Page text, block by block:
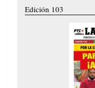
Edición 103